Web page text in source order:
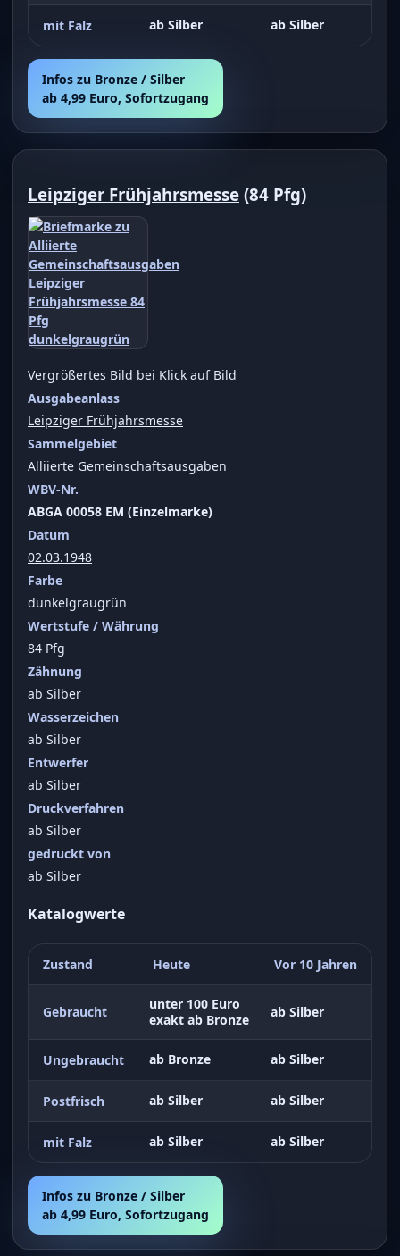
mit Falz ab Silber ab Silber
Infos zu Bronze / Silber
ab 4,99 Euro, Sofortzugang
Leipziger Frühjahrsmesse (84 Pfg)
Vergrößertes Bild bei Klick auf Bild
Ausgabeanlass
Leipziger Frühjahrsmesse
Sammelgebiet
Alliierte Gemeinschaftsausgaben
WBV-Nr.
ABGA 00058 EM (Einzelmarke)
Datum
02.03.1948
Farbe
dunkelgraugrün
Wertstufe / Währung
84 Pfg
Zähnung
ab Silber
Wasserzeichen
ab Silber
Entwerfer
ab Silber
Druckverfahren
ab Silber
gedruckt von
ab Silber
Katalogwerte
Zustand Heute Vor 10 Jahren
Gebraucht
unter 100 Euro
exakt ab Bronze
ab Silber
Ungebraucht ab Bronze ab Silber
Postfrisch ab Silber ab Silber
mit Falz ab Silber ab Silber
Infos zu Bronze / Silber
ab 4,99 Euro, Sofortzugang